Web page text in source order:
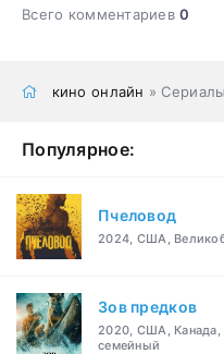
Всего комментариев0
кино онлайн » Сериалы
Популярное:
Пчеловод
2024, США,
Зов предков
2020, США, Канада,
семейный